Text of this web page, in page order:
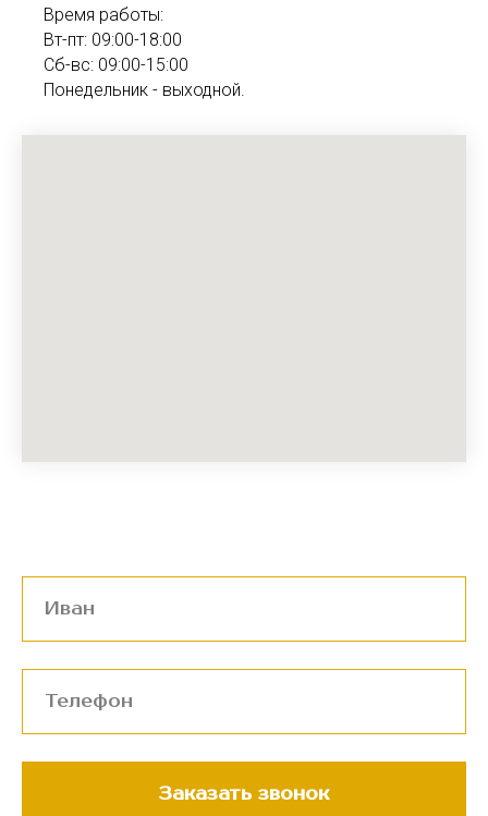
Время работы:
Вт-пт: 09:00-18:00
Сб-вс: 09:00-15:00
Понедельник - выходной.
Заказать звонок